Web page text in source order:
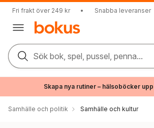
Fri frakt över 249 kr • Snabba leveranser
Sök bok, spel, pussel, penna...
Skapa nya rutiner – hälsoböcker
Samhälle och politik Samhälle och kultur